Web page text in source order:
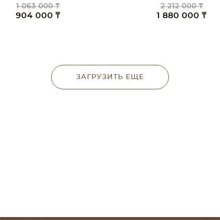
1 063 000 ₸
904 000 ₸
2 212 000 ₸
1 880 000 ₸
ЗАГРУЗИТЬ ЕЩЕ